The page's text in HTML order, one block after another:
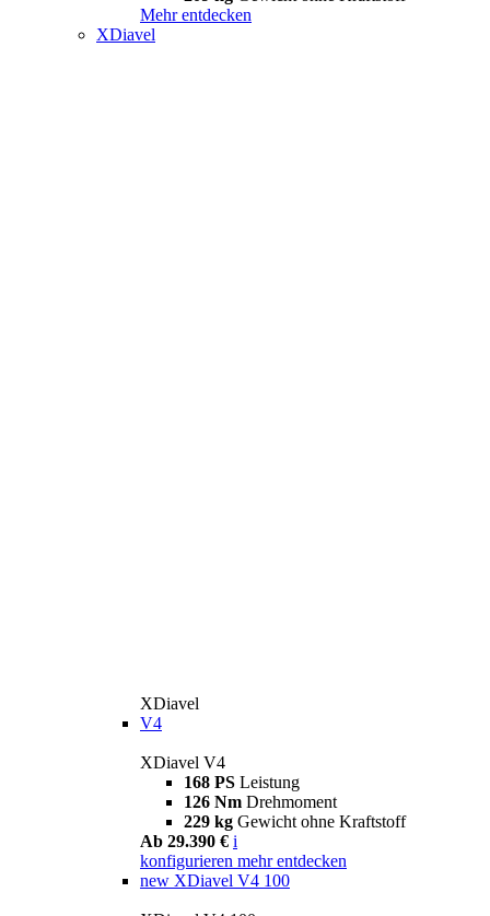
Mehr entdecken
XDiavel
XDiavel
V4
XDiavel V4
168 PS Leistung
126 Nm Drehmoment
229 kg Gewicht ohne Kraftstoff
Ab 29.390 € i
konfigurieren mehr entdecken
new XDiavel V4 100